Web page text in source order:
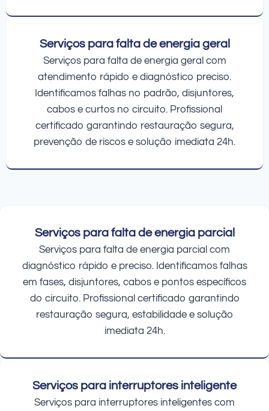
Serviços para falta de energia geral
Serviços para falta de energia geral com
atendimento rápido e diagnóstico preciso.
Identificamos falhas no padrão, disjuntores,
cabos e curtos no circuito. Profissional
certificado garantindo restauração segura,
prevenção de riscos e solução imediata 24h.
Serviços para falta de energia parcial
Serviços para falta de energia parcial com
diagnóstico rápido e preciso. Identificamos falhas
em fases, disjuntores, cabos e pontos específicos
do circuito. Profissional certificado garantindo
restauração segura, estabilidade e solução
imediata 24h.
Serviços para interruptores inteligente
Serviços para interruptores inteligentes com